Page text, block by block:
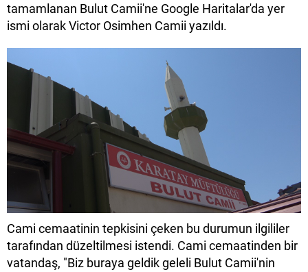
tamamlanan Bulut Camii'ne Google Haritalar'da yer
ismi olarak Victor Osimhen Camii yazıldı.
Cami cemaatinin tepkisini çeken bu durumun ilgililer
tarafından düzeltilmesi istendi. Cami cemaatinden bir
vatandaş, "Biz buraya geldik geleli Bulut Camii'nin